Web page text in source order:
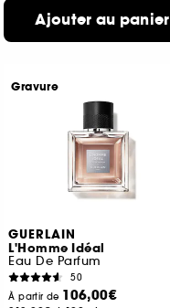
Ajouter au panier
GUERLAIN
L'Homme Idéal
Eau De Parfum
50
À partir de 106,00€
Gravure